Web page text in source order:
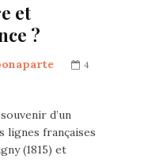
et
?
4
d’un
lignes françaises
(1815) et